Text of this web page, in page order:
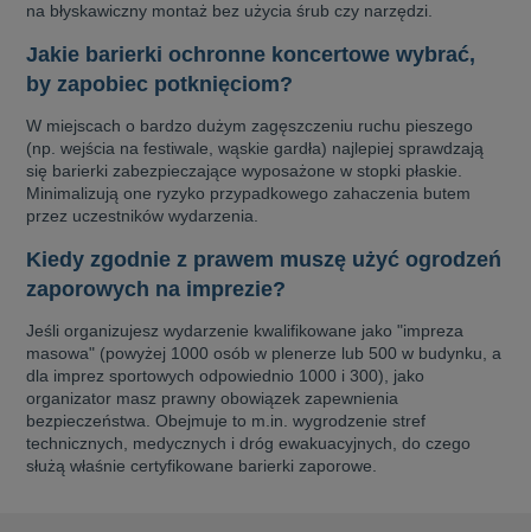
na błyskawiczny montaż bez użycia śrub czy narzędzi.
Jakie barierki ochronne koncertowe wybrać,
by zapobiec potknięciom?
W miejscach o bardzo dużym zagęszczeniu ruchu pieszego
(np. wejścia na festiwale, wąskie gardła) najlepiej sprawdzają
się barierki zabezpieczające wyposażone w stopki płaskie.
Minimalizują one ryzyko przypadkowego zahaczenia butem
przez uczestników wydarzenia.
Kiedy zgodnie z prawem muszę użyć ogrodzeń
zaporowych na imprezie?
Jeśli organizujesz wydarzenie kwalifikowane jako "impreza
masowa" (powyżej 1000 osób w plenerze lub 500 w budynku, a
dla imprez sportowych odpowiednio 1000 i 300), jako
organizator masz prawny obowiązek zapewnienia
bezpieczeństwa. Obejmuje to m.in. wygrodzenie stref
technicznych, medycznych i dróg ewakuacyjnych, do czego
służą właśnie certyfikowane barierki zaporowe.